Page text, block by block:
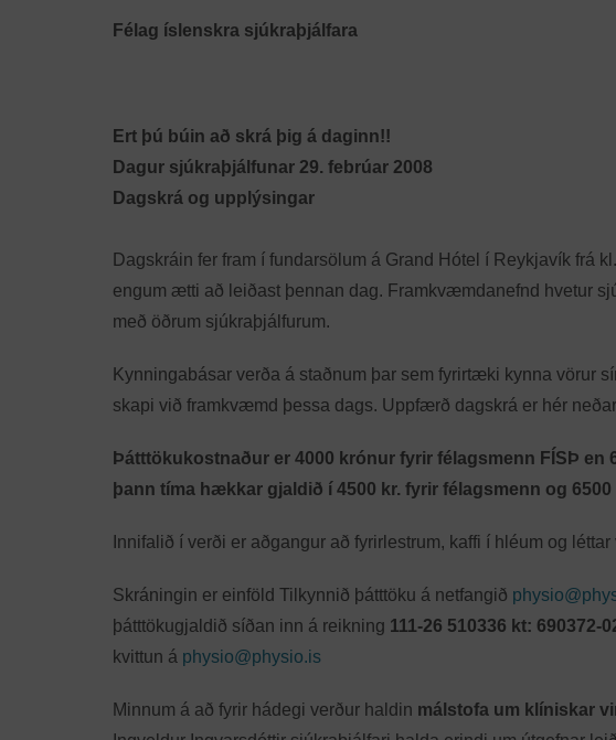
Félag íslenskra sjúkraþjálfara
Ert þú búin að skrá þig á daginn!!
Dagur sjúkraþjálfunar 29. febrúar 2008
Dagskrá og upplýsingar
Dagskráin fer fram í fundarsölum á Grand Hótel í Reykjavík frá kl.
engum ætti að leiðast þennan dag. Framkvæmdanefnd hvetur
með öðrum sjúkraþjálfurum.
Kynningabásar verða á staðnum þar sem fyrirtæki kynna vörur
skapi við framkvæmd þessa dags. Uppfærð dagskrá er hér
Þátttökukostnaður er 4000 krónur fyrir félagsmenn FÍSÞ en
þann tíma hækkar gjaldið í 4500 kr. fyrir félagsmenn og 6500
Innifalið í verði er aðgangur að fyrirlestrum, kaffi í hléum og léttar
Skráningin er einföld Tilkynnið þátttöku á netfangið
þátttökugjaldið síðan inn á reikning 111-26 510336 kt: 690372-
kvittun á physio@physio.is
Minnum á að fyrir hádegi verður haldin málstofa um klíniskar